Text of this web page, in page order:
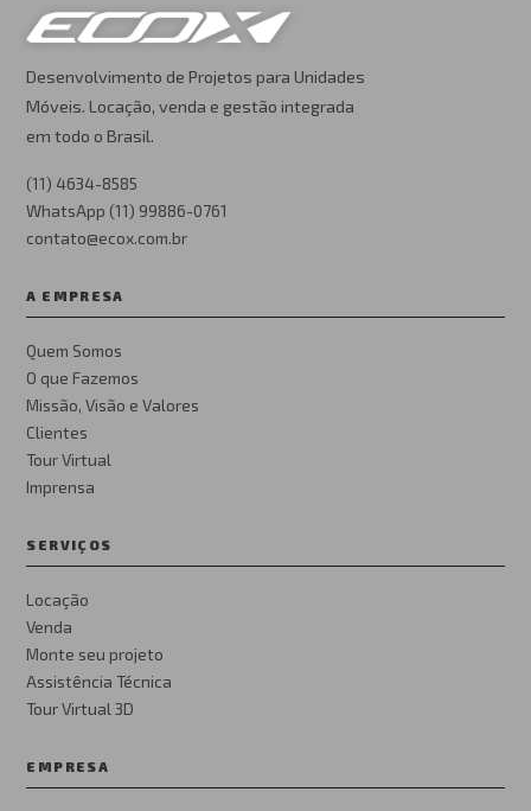
Desenvolvimento de Projetos para Unidades
Móveis. Locação, venda e gestão integrada
em todo o Brasil.
(11) 4634-8585
WhatsApp (11) 99886-0761
contato@ecox.com.br
A EMPRESA
Quem Somos
O que Fazemos
Missão, Visão e Valores
Clientes
Tour Virtual
Imprensa
SERVIÇOS
Locação
Venda
Monte seu projeto
Assistência Técnica
Tour Virtual 3D
EMPRESA